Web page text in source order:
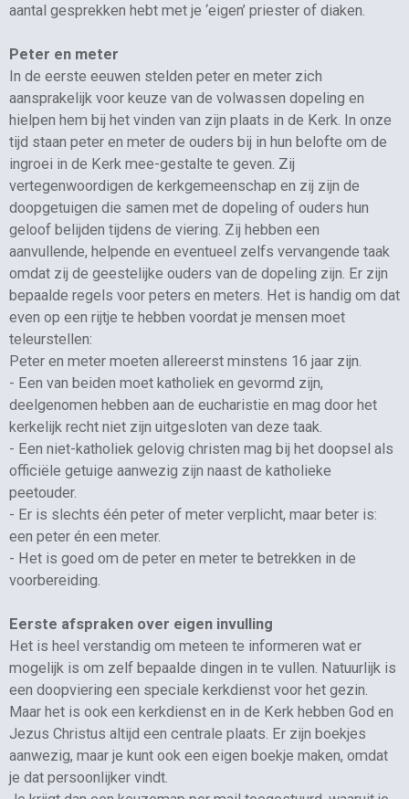
aantal gesprekken hebt met je ‘eigen’ priester of diaken.
Peter en meter
In de eerste eeuwen stelden peter en meter zich
aansprakelijk voor keuze van de volwassen dopeling en
hielpen hem bij het vinden van zijn plaats in de Kerk. In onze
tijd staan peter en meter de ouders bij in hun belofte om de
ingroei in de Kerk mee-gestalte te geven. Zij
vertegenwoordigen de kerkgemeenschap en zij zijn de
doopgetuigen die samen met de dopeling of ouders hun
geloof belijden tijdens de viering. Zij hebben een
aanvullende, helpende en eventueel zelfs vervangende taak
omdat zij de geestelijke ouders van de dopeling zijn. Er zijn
bepaalde regels voor peters en meters. Het is handig om dat
even op een rijtje te hebben voordat je mensen moet
teleurstellen:
Peter en meter moeten allereerst minstens 16 jaar zijn.
- Een van beiden moet katholiek en gevormd zijn,
deelgenomen hebben aan de eucharistie en mag door het
kerkelijk recht niet zijn uitgesloten van deze taak.
- Een niet-katholiek gelovig christen mag bij het doopsel als
officiële getuige aanwezig zijn naast de katholieke
peetouder.
- Er is slechts één peter of meter verplicht, maar beter is:
een peter én een meter.
- Het is goed om de peter en meter te betrekken in de
voorbereiding.
Eerste afspraken over eigen invulling
Het is heel verstandig om meteen te informeren wat er
mogelijk is om zelf bepaalde dingen in te vullen. Natuurlijk is
een doopviering een speciale kerkdienst voor het gezin.
Maar het is ook een kerkdienst en in de Kerk hebben God en
Jezus Christus altijd een centrale plaats. Er zijn boekjes
aanwezig, maar je kunt ook een eigen boekje maken, omdat
je dat persoonlijker vindt.